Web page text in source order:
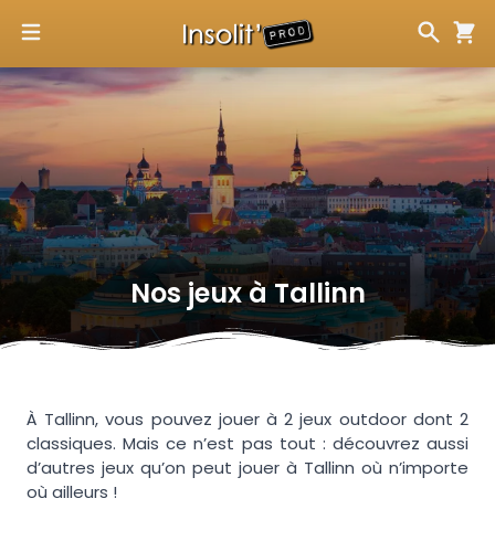
Nos jeux àTallinn
À Tallinn, vous pouvez jouer à 2 jeux outdoor dont 2
classiques. Mais ce n’est pas tout : découvrez aussi
d’autres jeux qu’on peut jouer à Tallinn où n’importe
où ailleurs !